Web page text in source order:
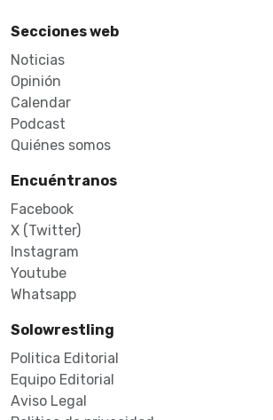
Secciones web
Noticias
Opinión
Calendar
Podcast
Quiénes somos
Encuéntranos
Facebook
X (Twitter)
Instagram
Youtube
Whatsapp
Solowrestling
Politica Editorial
Equipo Editorial
Aviso Legal